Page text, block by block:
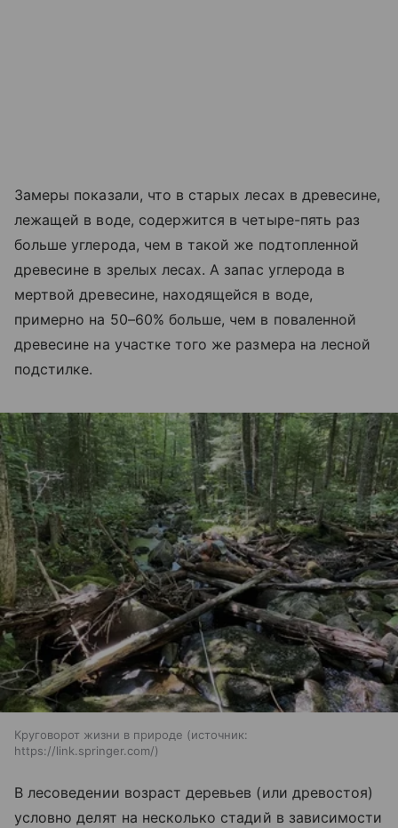
Замеры показали, что в старых лесах в древесине,
лежащей в воде, содержится в четыре-пять раз
больше углерода, чем в такой же подтопленной
древесине в зрелых лесах. А запас углерода в
мертвой древесине, находящейся в воде,
примерно на 50–60% больше, чем в поваленной
древесине на участке того же размера на лесной
подстилке.
Круговорот жизни в природе
источник:
https://link.springer.com/
В лесоведении возраст деревьев (или древостоя)
условно делят на несколько стадий в зависимости